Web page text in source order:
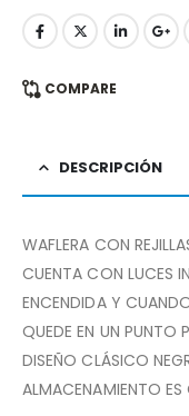
COMPARE
DESCRIPCIÓN
WAFLERA CON
CUENTA CON LUCES
ENCENDIDA Y
QUEDE EN UN PUNTO
DISEÑO CLÁSICO
ALMACENAMIENTO